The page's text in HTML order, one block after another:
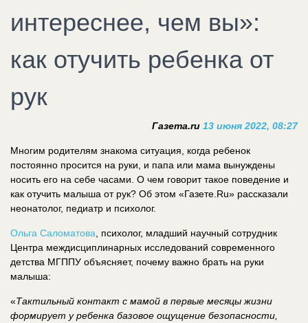
интереснее, чем вы»:
как отучить ребенка от
рук
Газета.ru 13 июня 2022, 08:27
Многим родителям знакома ситуация, когда ребенок
постоянно просится на руки, и папа или мама вынуждены
носить его на себе часами. О чем говорит такое поведение и
как отучить малыша от рук? Об этом «Газете.Ru» рассказали
неонатолог, педиатр и психолог.
Ольга Саломатова , психолог, младший научный сотрудник
Центра междисциплинарных исследований современного
детства МГППУ объясняет, почему важно брать на руки
малыша:
«Тактильный контакт с мамой в первые месяцы жизни
формирует у ребенка базовое ощущение безопасности,